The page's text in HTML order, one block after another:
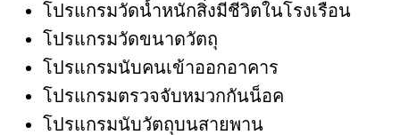
โปรแกรมวัดน้ำหนักสิ่งมีชีวิตในโรงเรือน
โปรแกรมวัดขนาดวัตถุ
โปรแกรมนับคนเข้าออกอาคาร
โปรแกรมตรวจจับหมวกกันน็อค
โปรแกรมนับวัตถุบนสายพาน